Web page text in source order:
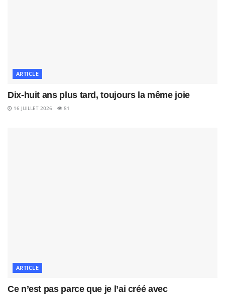
ARTICLE
Dix-huit ans plus tard, toujours la même joie
16 JUILLET 2026 81
ARTICLE
Ce n’est pas parce que je l’ai créé avec